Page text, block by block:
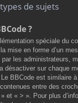
de sujets
?
spéciale du
mise en forme d’un
par les administrateurs,
désactiver sur chaque
BBCode est similaire
entre des
et « > ». Pour plus